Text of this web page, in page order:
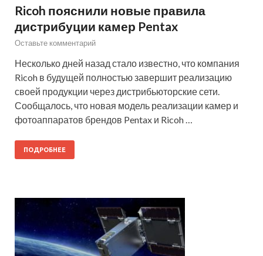
Ricoh пояснили новые правила
дистрибуции камер Pentax
Оставьте комментарий
Несколько дней назад стало известно, что компания
Ricoh в будущей полностью завершит реализацию
своей продукции через дистрибьюторские сети.
Сообщалось, что новая модель реализации камер и
фотоаппаратов брендов Pentax и Ricoh …
ПОДРОБНЕЕ